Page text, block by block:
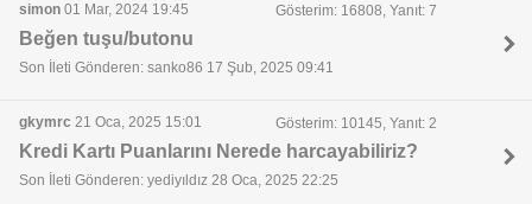
simon 01 Mar, 2024 19:45 Gösterim: 16808, Yanıt: 7
Beğen tuşu/butonu
Son İleti Gönderen: sanko86 17 Şub, 2025 09:41
gkymrc 21 Oca, 2025 15:01 Gösterim: 10145, Yanıt: 2
Kredi Kartı Puanlarını Nerede harcayabiliriz?
Son İleti Gönderen: yediyıldız 28 Oca, 2025 22:25